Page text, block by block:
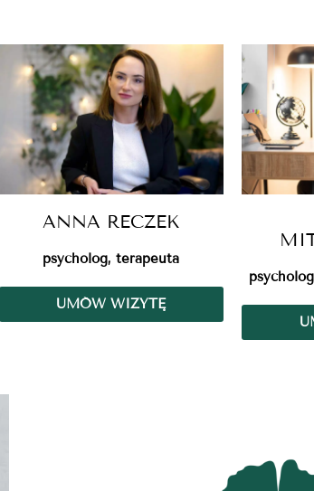
ANNA RECZEK
psycholog, terapeuta
UMÓW WIZYTĘ